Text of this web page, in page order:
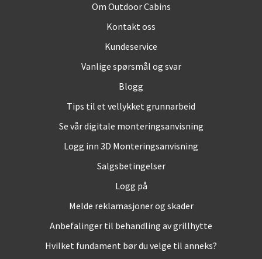
Om Outdoor Cabins
Kontakt oss
Kundeservice
Vanlige spørsmål og svar
Blogg
Tips til et vellykket grunnarbeid
Se vår digitale monteringsanvisning
Logg inn 3D Monteringsanvisning
Salgsbetingelser
Logg på
Melde reklamasjoner og skader
Anbefalinger til behandling av grillhytte
Hvilket fundament bør du velge til anneks?